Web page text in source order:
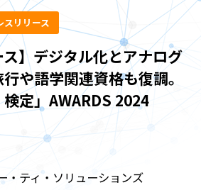
スリリース
】デジタル化とアナログ
や語学関連資格も復調。
検定」AWARDS 2024
・ティ・ソリューションズ